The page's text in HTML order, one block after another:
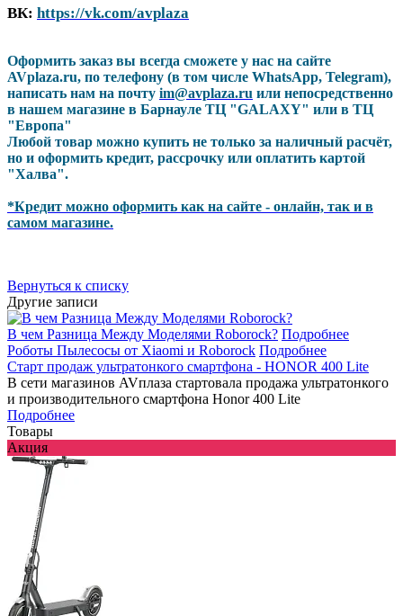
ВК: https://vk.com/avplaza
Оформить заказ вы всегда сможете у нас на сайте
AVplaza.ru, по телефону (в том числе WhatsApp, Telegram),
написать нам на почту im@avplaza.ru или непосредственно
в нашем магазине в Барнауле ТЦ "GALAXY" или в ТЦ
"Европа"
Любой товар можно купить не только за наличный расчёт,
но и оформить кредит, рассрочку или оплатить картой
"Халва".
*Кредит можно оформить как на сайте - онлайн, так и в
самом магазине.
Вернуться к списку
Другие записи
В чем Разница Между Моделями Roborock? Подробнее
Роботы Пылесосы от Xiaomi и Roborock Подробнее
Старт продаж ультратонкого смартфона - HONOR 400 Lite
В сети магазинов AVплаза стартовала продажа ультратонкого
и производительного смартфона Honor 400 Lite
Подробнее
Товары
Акция